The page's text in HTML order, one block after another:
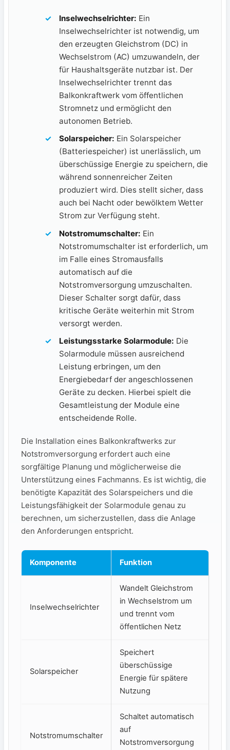
Inselwechselrichter: Ein
Inselwechselrichter ist notwendig,⁤ um
den erzeugten Gleichstrom (DC) in
Wechselstrom (AC) umzuwandeln, der
für Haushaltsgeräte nutzbar ist. Der
Inselwechselrichter trennt das
Balkonkraftwerk vom öffentlichen
Stromnetz und ermöglicht den
autonomen Betrieb.
Solarspeicher: Ein Solarspeicher
(Batteriespeicher) ist unerlässlich, um
überschüssige Energie zu speichern, die
während sonnenreicher Zeiten‌
produziert wird. Dies stellt sicher,⁣ dass
auch bei Nacht oder ⁢bewölktem Wetter
Strom zur Verfügung steht.
Notstromumschalter: Ein
Notstromumschalter ist erforderlich, ⁤um
im Falle eines Stromausfalls
automatisch auf die
Notstromversorgung umzuschalten.
Dieser Schalter sorgt dafür, dass
kritische Geräte weiterhin mit Strom
versorgt werden.
Leistungsstarke Solarmodule: ‍Die
⁢Solarmodule müssen ausreichend
Leistung erbringen, um den
Energiebedarf der angeschlossenen
Geräte zu decken.‍ Hierbei ‌spielt die
Gesamtleistung der Module eine
entscheidende Rolle.
Die Installation eines Balkonkraftwerks zur
Notstromversorgung erfordert auch eine
sorgfältige Planung und möglicherweise die
Unterstützung eines Fachmanns. Es ist wichtig, die
benötigte Kapazität des Solarspeichers und die
Leistungsfähigkeit der Solarmodule genau zu
berechnen,​ um sicherzustellen, dass die Anlage
den Anforderungen entspricht.
Komponente Funktion
Inselwechselrichter
Wandelt Gleichstrom
in Wechselstrom um
‌und trennt vom
öffentlichen Netz
Solarspeicher
Speichert
überschüssige
Energie für spätere
Nutzung
Notstromumschalter
Schaltet automatisch
auf
Notstromversorgung